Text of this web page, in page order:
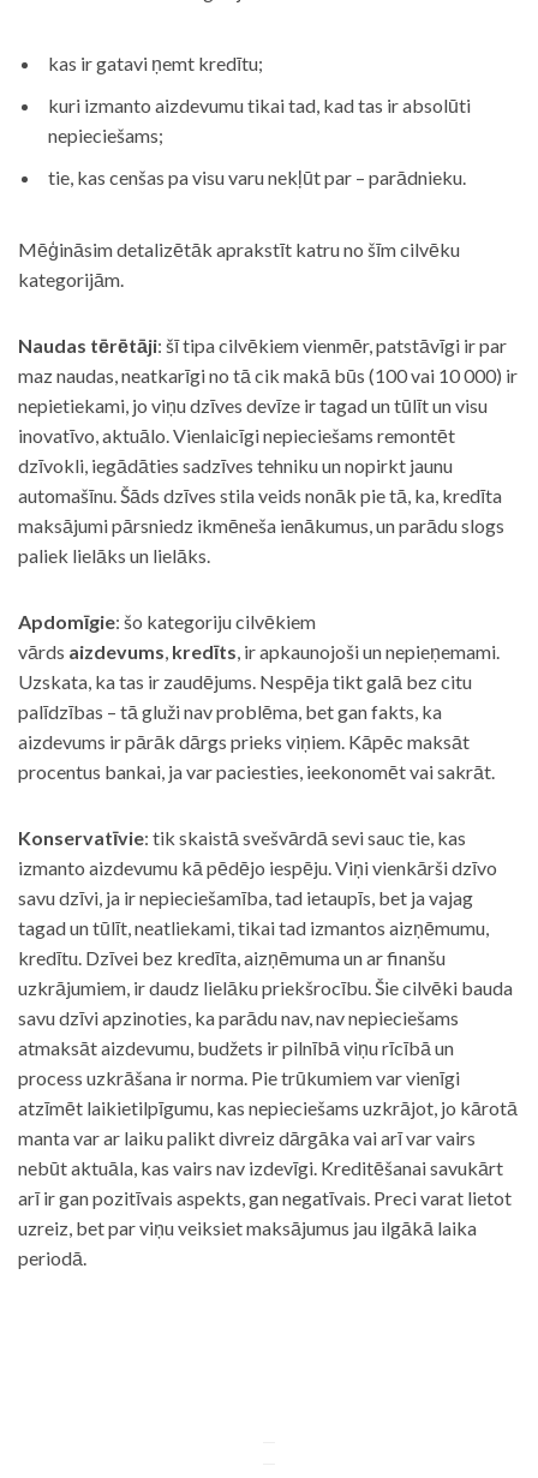
kas ir gatavi ņemt kredītu;
kuri izmanto aizdevumu tikai tad, kad tas ir absolūti
nepieciešams;
tie, kas cenšas pa visu varu nekļūt par – parādnieku.
Mēģināsim detalizētāk aprakstīt katru no šīm cilvēku
kategorijām.
Naudas tērētāji: šī tipa cilvēkiem vienmēr, patstāvīgi ir par
maz naudas, neatkarīgi no tā cik makā būs (100 vai 10 000) ir
nepietiekami, jo viņu dzīves devīze ir tagad un tūlīt un visu
inovatīvo, aktuālo. Vienlaicīgi nepieciešams remontēt
dzīvokli, iegādāties sadzīves tehniku un nopirkt jaunu
automašīnu. Šāds dzīves stila veids nonāk pie tā, ka, kredīta
maksājumi pārsniedz ikmēneša ienākumus, un parādu slogs
paliek lielāks un lielāks.
Apdomīgie: šo kategoriju cilvēkiem
vārds aizdevums, kredīts, ir apkaunojoši un nepieņemami.
Uzskata, ka tas ir zaudējums. Nespēja tikt galā bez citu
palīdzības – tā gluži nav problēma, bet gan fakts, ka
aizdevums ir pārāk dārgs prieks viņiem. Kāpēc maksāt
procentus bankai, ja var paciesties, ieekonomēt vai sakrāt.
Konservatīvie: tik skaistā svešvārdā sevi sauc tie, kas
izmanto aizdevumu kā pēdējo iespēju. Viņi vienkārši dzīvo
savu dzīvi, ja ir nepieciešamība, tad ietaupīs, bet ja vajag
tagad un tūlīt, neatliekami, tikai tad izmantos aizņēmumu,
kredītu. Dzīvei bez kredīta, aizņēmuma un ar finanšu
uzkrājumiem, ir daudz lielāku priekšrocību. Šie cilvēki bauda
savu dzīvi apzinoties, ka parādu nav, nav nepieciešams
atmaksāt aizdevumu, budžets ir pilnībā viņu rīcībā un
process uzkrāšana ir norma. Pie trūkumiem var vienīgi
atzīmēt laikietilpīgumu, kas nepieciešams uzkrājot, jo kārotā
manta var ar laiku palikt divreiz dārgāka vai arī var vairs
nebūt aktuāla, kas vairs nav izdevīgi. Kreditēšanai savukārt
arī ir gan pozitīvais aspekts, gan negatīvais. Preci varat lietot
uzreiz, bet par viņu veiksiet maksājumus jau ilgākā laika
periodā.